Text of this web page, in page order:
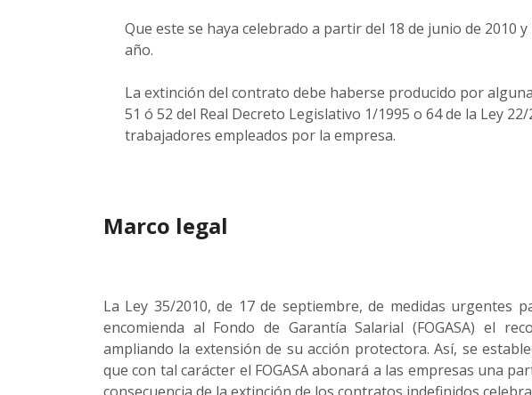
Que este se haya celebrado a partir del 18 de junio de 2010
año.
La extinción del contrato debe haberse producido por
51 ó 52 del Real Decreto Legislativo 1/1995 o 64 de la Ley
trabajadores empleados por la empresa.
Marco legal
La Ley 35/2010, de 17 de septiembre, de medidas urgentes
encomienda al Fondo de Garantía Salarial (FOGASA) el
ampliando la extensión de su acción protectora. Así, se
que con tal carácter el FOGASA abonará a las empresas una